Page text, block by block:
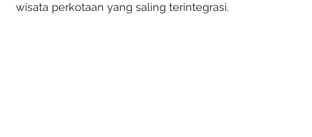
wisata perkotaan yang saling terintegrasi.